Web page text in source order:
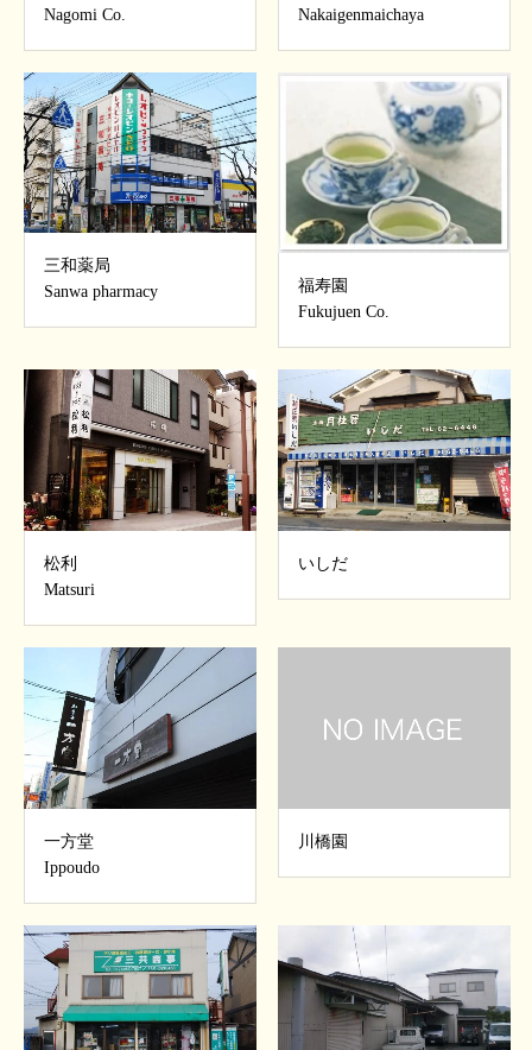
Nagomi Co.
Nakaigenmaichaya
三和薬局
Sanwa pharmacy
福寿園
Fukujuen Co.
松利
Matsuri
いしだ
一方堂
Ippoudo
川橋園